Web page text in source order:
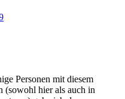
Personen mit diesem
(sowohl hier als auch in